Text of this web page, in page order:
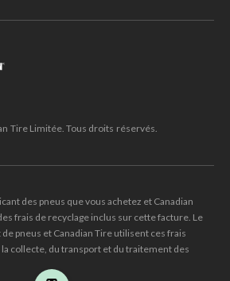
Tire Limitée. Tous droits réservés.
des pneus que vous achetez et Canadian
frais de recyclage inclus sur cette facture. Le
pneus et Canadian Tire utilisent ces frais
collecte, du transport et du traitement des